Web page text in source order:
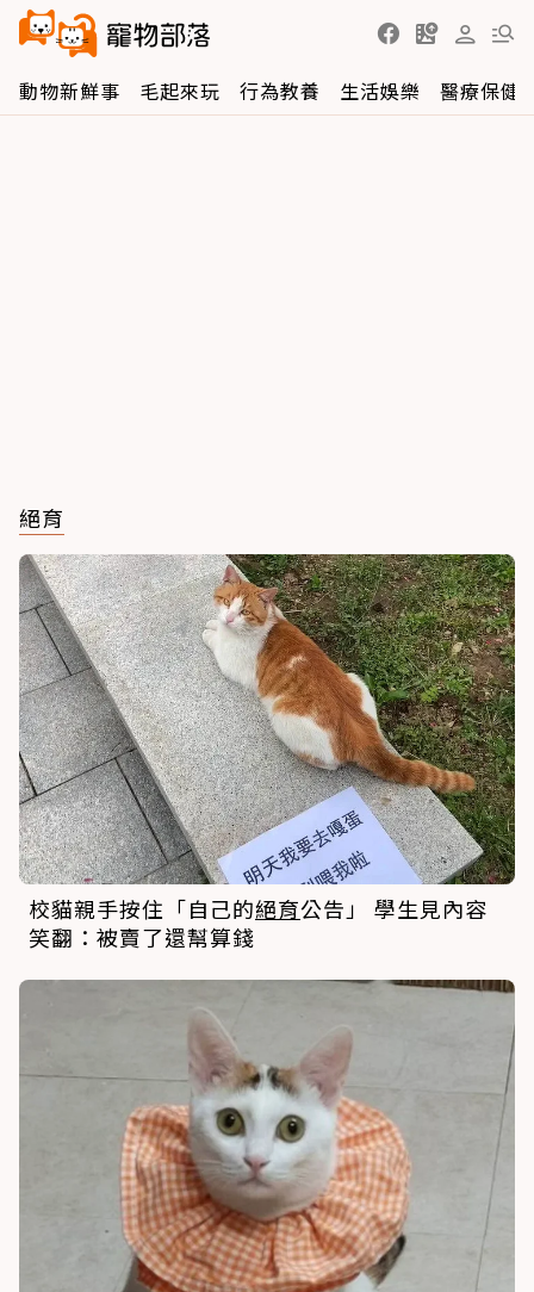
動物新鮮事 毛起來玩 行為教養 生活娛樂 醫療保健
絕育
校貓親手按住「自己的絕育公告」 學生見內容
笑翻：被賣了還幫算錢